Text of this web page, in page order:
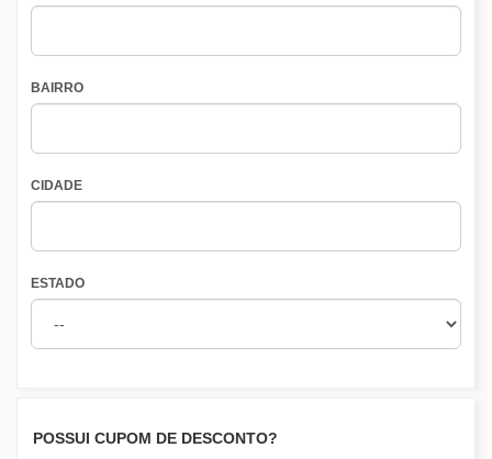
BAIRRO
CIDADE
ESTADO
POSSUI CUPOM DE DESCONTO?